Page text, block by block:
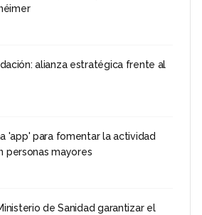
alianza estratégica frente al
'app' para fomentar la actividad
personas mayores
de Sanidad garantizar el